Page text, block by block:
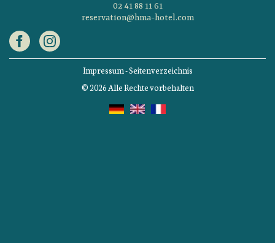
02 41 88 11 61
reservation@hma-hotel.com
Impressum-Seitenverzeichnis
© 2026 Alle Rechte vorbehalten